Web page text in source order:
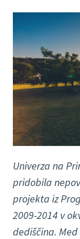
Univerza na
pridobila
projekta iz
2009-2014 v
dediščina.